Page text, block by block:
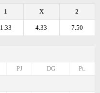
2
X
1
7.50
4.33
1.33
Pt.
DG
PJ